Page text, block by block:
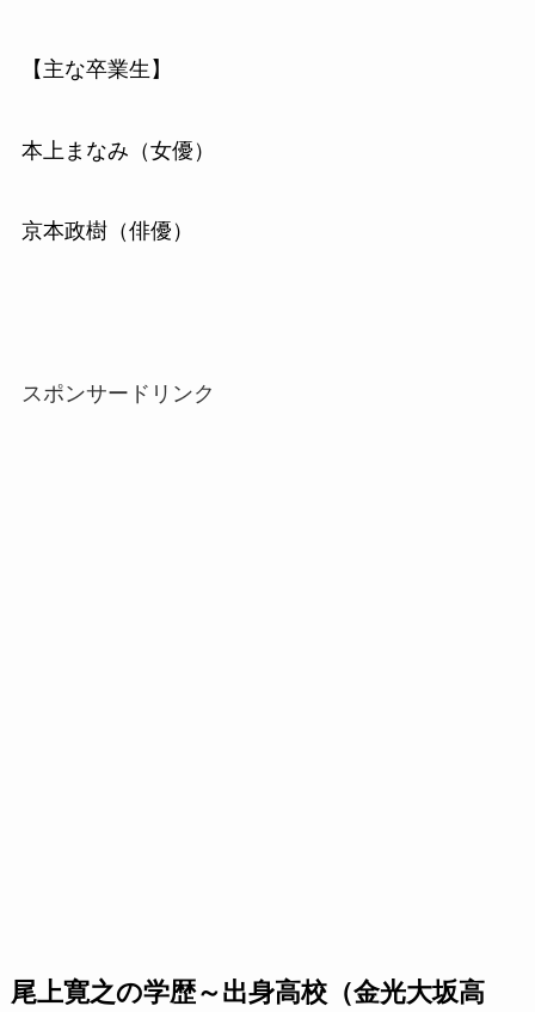
【主な卒業生】
本上まなみ（女優）
京本政樹（俳優）
スポンサードリンク
尾上寛之の学歴～出身高校（金光大坂高